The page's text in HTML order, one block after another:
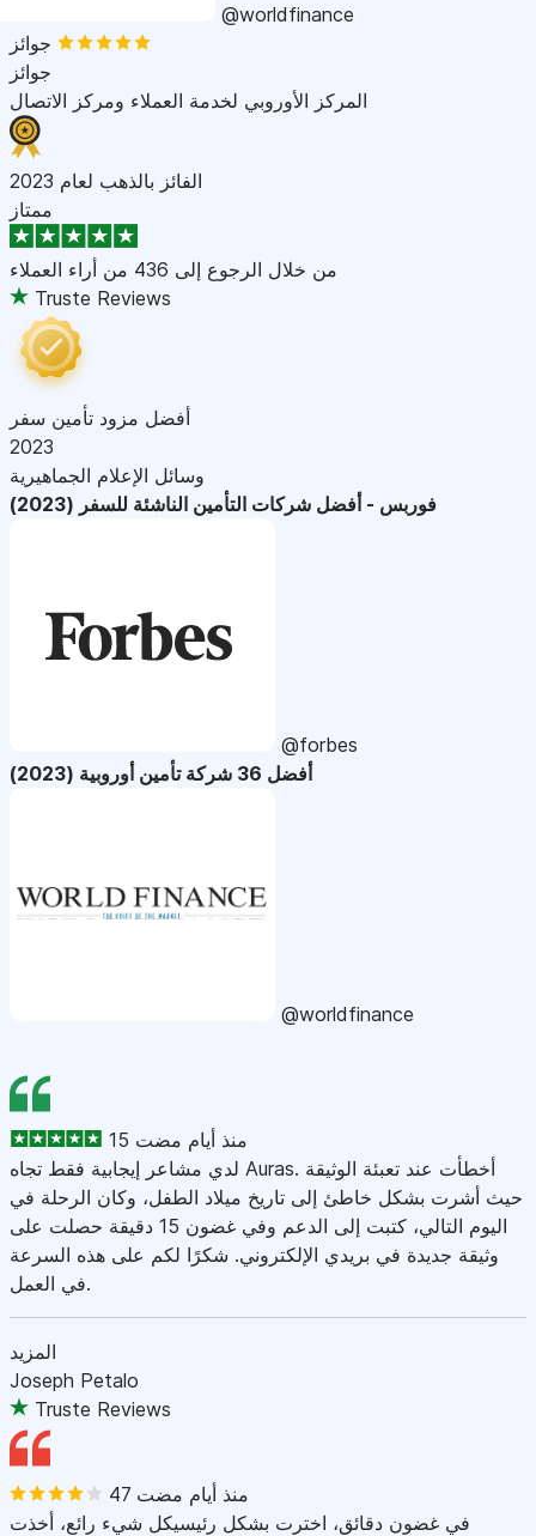
@worldfinance
جوائز
المركز الأوروبي لخدمة العملاء ومركز الاتصال
الفائز بالذهب لعام 2023
ممتاز
من خلال الرجوع إلى 436 من أراء العملاء
Truste Reviews
أفضل مزود تأمين سفر
2023
وسائل الإعلام الجماهيرية
فوربس - أفضل شركات التأمين الناشئة للسفر (2023)
@forbes
أفضل 36 شركة تأمين أوروبية (2023)
@worldfinance
15 منذ أيام مضت
لدي مشاعر إيجابية فقط تجاه Auras. أخطأت عند تعبئة الوثيقة
حيث أشرت بشكل خاطئ إلى تاريخ ميلاد الطفل، وكان الرحلة في
اليوم التالي، كتبت إلى الدعم وفي غضون 15 دقيقة حصلت على
وثيقة جديدة في بريدي الإلكتروني. شكرًا لكم على هذه السرعة
في العمل.
المزيد
Joseph Petalo
Truste Reviews
47 منذ أيام مضت
في غضون دقائق، اخترت بشكل رئيسيكل شيء رائع، أخذت